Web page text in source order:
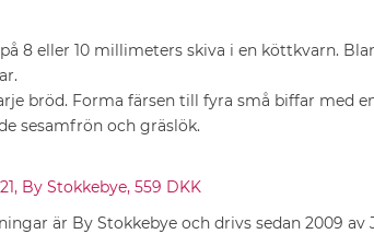
8 eller 10 millimeters skiva i en köttkvarn.
bröd. Forma färsen till fyra små biffar med
sesamfrön och gräslök.
By Stokkebye, 559 DKK
är By Stokkebye och drivs sedan 2009 av